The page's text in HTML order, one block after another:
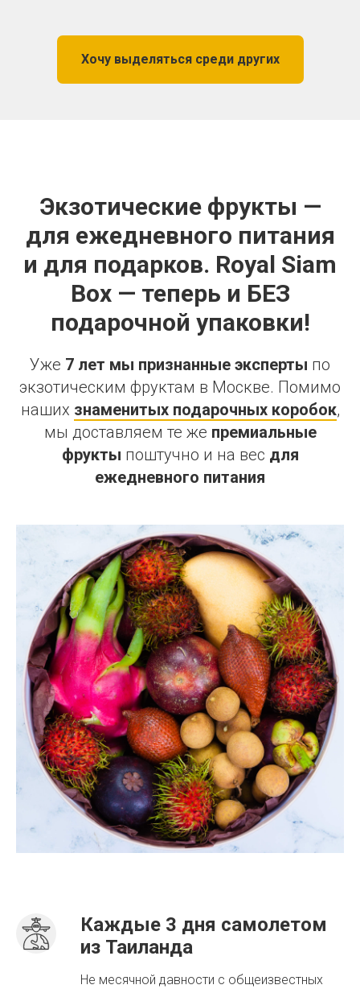
Хочу выделяться среди других
Экзотические фрукты —
для ежедневного питания
и для подарков. Royal Siam
Box — теперь и БЕЗ
подарочной упаковки!
Уже 7 лет мы признанные эксперты по
экзотическим фруктам в Москве. Помимо
наших знаменитых подарочных коробок,
мы доставляем те же премиальные
фрукты поштучно и на вес для
ежедневного питания
Каждые 3 дня самолетом
из Таиланда
Не месячной давности с общеизвестных